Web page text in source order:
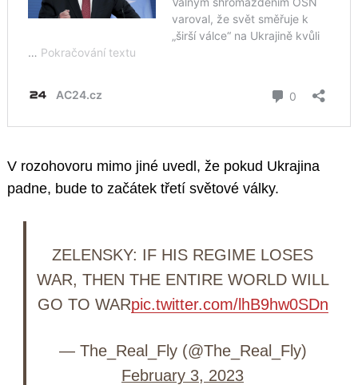
V rozohovoru mimo jiné uvedl, že pokud Ukrajina
padne, bude to začátek třetí světové války.
ZELENSKY: IF HIS REGIME LOSES
WAR, THEN THE ENTIRE WORLD WILL
GO TO WARpic.twitter.com/lhB9hw0SDn
— The_Real_Fly (@The_Real_Fly)
February 3, 2023